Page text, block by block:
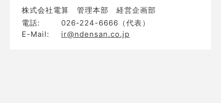
株式会社電算 管理本部 経営企画部
電話:
026-224-6666（代表）
E-Mail:
ir@ndensan.co.jp